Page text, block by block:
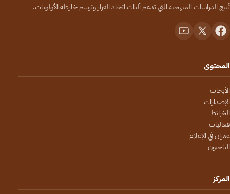
تُنتج الدراسات المنهجية التي تدعم آليات اتخاذ القرار وترسم خارطة الأولويات.
المحتوى
الأبحاث
الإصدارات
الخرائط
فعاليات
عمران في الإعلام
الباحثون
المركز